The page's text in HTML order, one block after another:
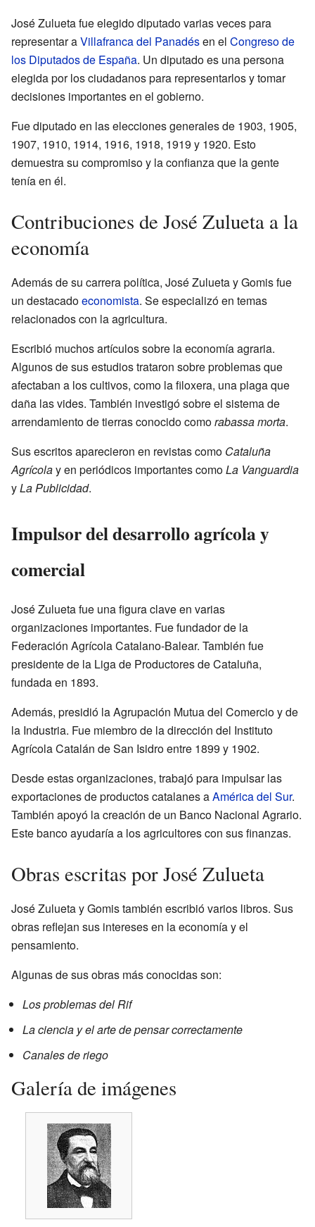
José Zulueta fue elegido diputado varias veces para
representar aVillafranca del Panadésen el Congreso de
los Diputados de España. Un diputado es una persona
elegida por los ciudadanos para representarlos y tomar
decisiones importantes en el gobierno.
Fue diputado en las elecciones generales de 1903, 1905,
1907, 1910, 1914, 1916, 1918, 1919 y 1920. Esto
demuestra su compromiso y la confianza que la gente
tenía en él.
Contribuciones de José Zulueta a la
economía
Además de su carrera política, José Zulueta y Gomis fue
un destacadoeconomista. Se especializó en temas
relacionados con la agricultura.
Escribió muchos artículos sobre la economía agraria.
Algunos de sus estudios trataron sobre problemas que
afectaban a los cultivos, como la filoxera, una plaga que
daña las vides. También investigó sobre el sistema de
arrendamiento de tierras conocido comorabassa morta.
Sus escritos aparecieron en revistas como Cataluña
Agrícolay en periódicos importantes comoLa Vanguardia
yLa Publicidad.
Impulsor del desarrollo agrícola y
comercial
José Zulueta fue una figura clave en varias
organizaciones importantes. Fue fundador de la
Federación Agrícola Catalano-Balear. También fue
presidente de la Liga de Productores de Cataluña,
fundada en 1893.
Además, presidió la Agrupación Mutua del Comercio y de
la Industria. Fue miembro de la dirección del Instituto
Agrícola Catalán de San Isidro entre 1899 y 1902.
Desde estas organizaciones, trabajó para impulsar las
exportaciones de productos catalanes aAmérica del Sur.
También apoyó la creación de un Banco Nacional Agrario.
Este banco ayudaría a los agricultores con sus finanzas.
Obras escritas por José Zulueta
José Zulueta y Gomis también escribió varios libros. Sus
obras reflejan sus intereses en la economía y el
pensamiento.
Algunas de sus obras más conocidas son:
Los problemas del Rif
La ciencia y el arte de pensar correctamente
Canales de riego
Galería de imágenes